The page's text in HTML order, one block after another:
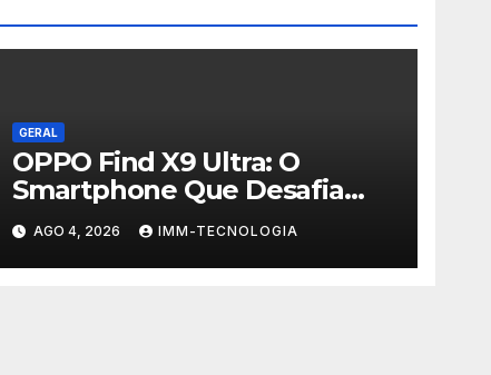
GERAL
OPPO Find X9 Ultra: O
Smartphone Que Desafia
Câmeras Profissionais com
200MP e Tecnologia
Hasselblad
AGO 4, 2026 IMM-TECNOLOGIA